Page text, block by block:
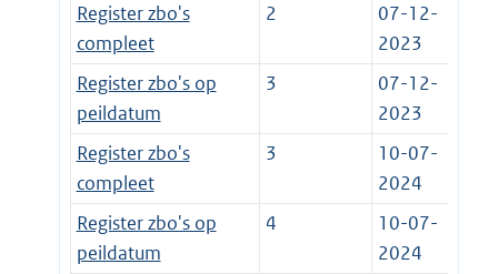
Register zbo's
compleet
2
07-12-
2023
Register zbo's op
peildatum
3
07-12-
2023
Register zbo's
compleet
3
10-07-
2024
Register zbo's op
peildatum
4
10-07-
2024